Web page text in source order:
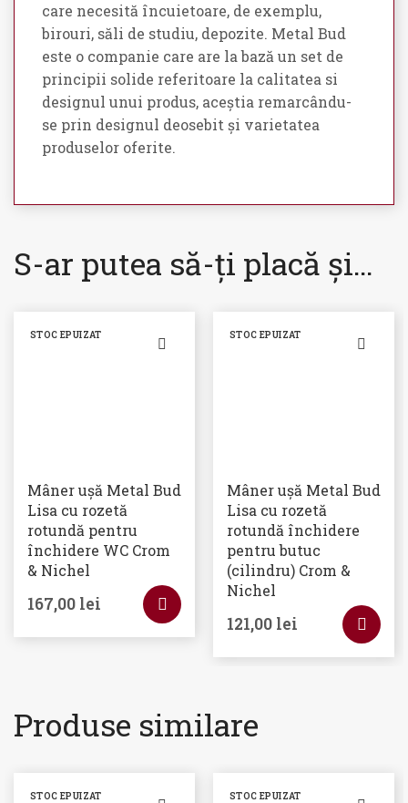
care necesită încuietoare, de exemplu,
birouri, săli de studiu, depozite. Metal Bud
este o companie care are la bază un set de
principii solide referitoare la calitatea si
designul unui produs, aceștia remarcându-
se prin designul deosebit și varietatea
produselor oferite.
S-ar putea să-ți placă și…
STOC EPUIZAT
Mâner ușă Metal Bud
Lisa cu rozetă
rotundă pentru
închidere WC Crom
& Nichel
167,00 lei
STOC EPUIZAT
Mâner ușă Metal Bud
Lisa cu rozetă
rotundă închidere
pentru butuc
(cilindru) Crom &
Nichel
121,00 lei
Produse similare
STOC EPUIZAT STOC EPUIZAT